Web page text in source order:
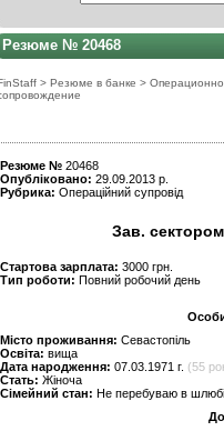
Резюме № 20468
> Резюме в банке >
Резюме № 20468
Опубліковано: 29.09.2013 р.
Рубрика: Операційний супровід
Зав.
Стартова зарплата: 3000 грн.
Тип роботи: Повний робочий день
Місто проживання: Севастопіль
Освіта: вища
Дата народження: 07.03.1971 г. (55
Стать: Жіноча
Сімейний стан: Не перебуваю в